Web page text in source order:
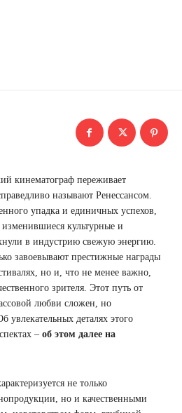
кинематограф переживает
называют Ренессансом.
упадка и единичных успехов,
культурные и
в индустрию свежую энергию.
завоевывают престижные награды
но и, что не менее важно,
зрителя. Этот путь от
любви сложен, но
увлекательных деталях этого
– об этом далее на
не только
но и качественными